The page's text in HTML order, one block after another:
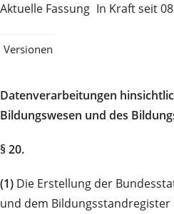
Aktuelle Fassung In Kraft seit
Versionen
Datenverarbeitungen
Bildungswesen und des
§ 20.
(1) Die Erstellung der
und dem